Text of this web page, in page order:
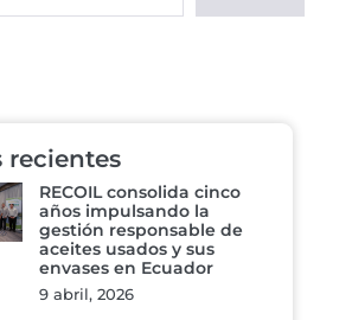
recientes
RECOIL consolida cinco
años impulsando la
gestión responsable de
aceites usados y sus
envases en Ecuador
9 abril, 2026